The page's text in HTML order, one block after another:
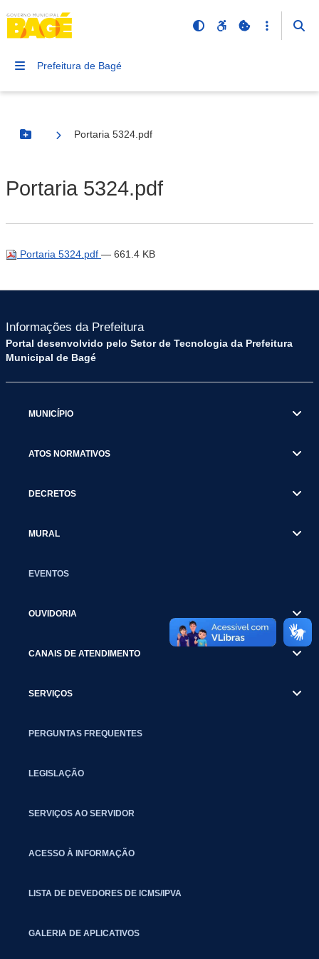
Prefeitura de Bagé
Botão Menu
Portaria 5324.pdf
Portaria 5324.pdf
Portaria 5324.pdf — 661.4 KB
Informações da Prefeitura
Portal desenvolvido pelo Setor de Tecnologia da Prefeitura
Municipal de Bagé
MUNICÍPIO
ATOS NORMATIVOS
DECRETOS
MURAL
EVENTOS
OUVIDORIA
CANAIS DE ATENDIMENTO
SERVIÇOS
PERGUNTAS FREQUENTES
LEGISLAÇÃO
SERVIÇOS AO SERVIDOR
ACESSO À INFORMAÇÃO
LISTA DE DEVEDORES DE ICMS/IPVA
GALERIA DE APLICATIVOS